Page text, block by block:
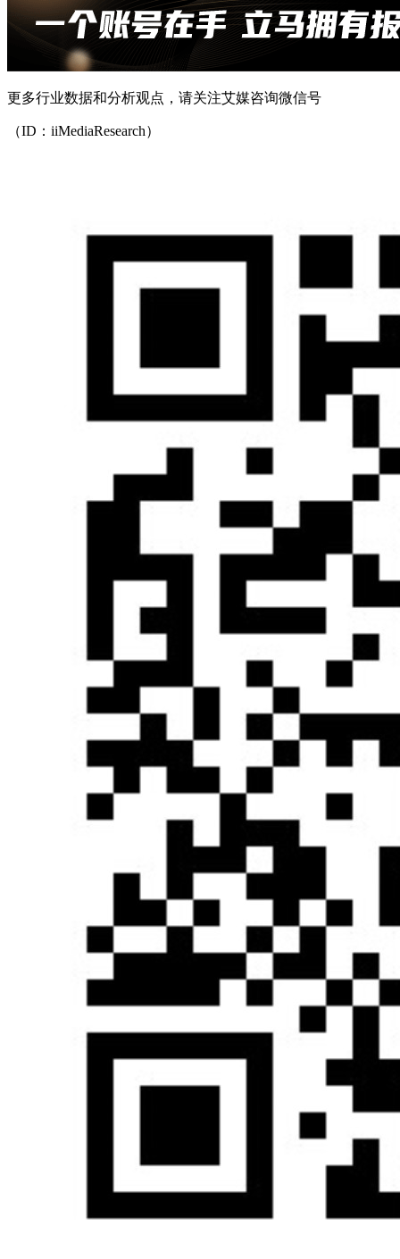
更多行业数据和分析观点，请关注艾媒咨询微信号
（ID：iiMediaResearch）